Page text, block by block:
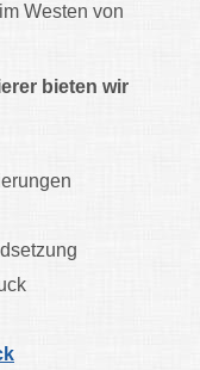
Westen von
bieten wir